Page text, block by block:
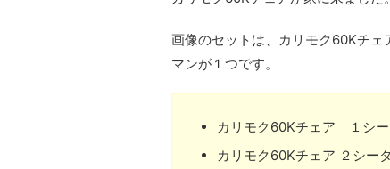
画像のセットは、カリモク60Kチ
マンが１つです。
カリモク60Kチェア １シ
カリモク60Kチェア ２シー